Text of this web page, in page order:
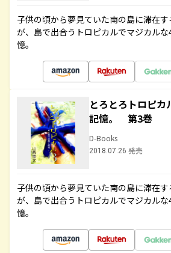
子供の頃から夢見ていた南の島に滞在
が、島で出合うトロピカルでマジカル
憶。
とろとろトロピ
記憶。 第3巻
D-Books
2018.07.26 発売
子供の頃から夢見ていた南の島に滞在
が、島で出合うトロピカルでマジカル
憶。